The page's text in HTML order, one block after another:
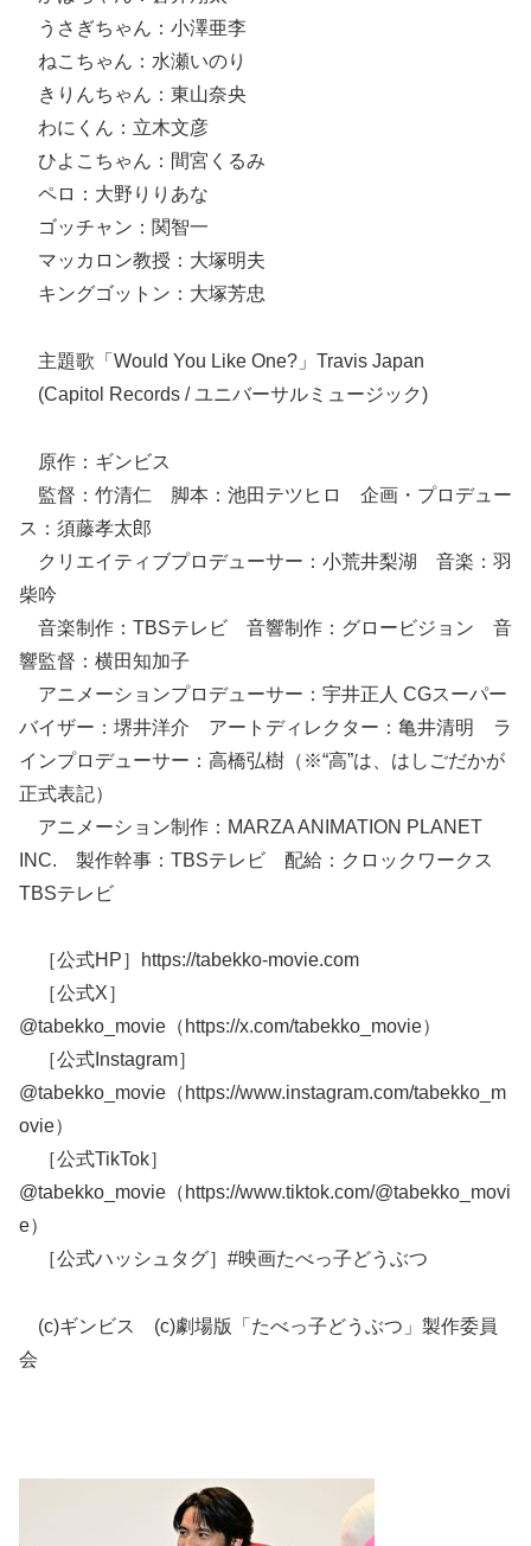
うさぎちゃん：小澤亜李
ねこちゃん：水瀬いのり
きりんちゃん：東山奈央
わにくん：立木文彦
ひよこちゃん：間宮くるみ
ペロ：大野りりあな
ゴッチャン：関智一
マッカロン教授：大塚明夫
キングゴットン：大塚芳忠
主題歌「Would You Like One?」Travis Japan
(Capitol Records / ユニバーサルミュージック)
原作：ギンビス
監督：竹清仁 脚本：池田テツヒロ 企画・プロデュー
ス：須藤孝太郎
クリエイティブプロデューサー：小荒井梨湖 音楽：羽
柴吟
音楽制作：TBSテレビ 音響制作：グロービジョン 音
響監督：横田知加子
アニメーションプロデューサー：宇井正人 CGスーパー
バイザー：堺井洋介 アートディレクター：亀井清明 ラ
インプロデューサー：高橋弘樹（※“高”は、はしごだかが
正式表記）
アニメーション制作：MARZA ANIMATION PLANET
INC. 製作幹事：TBSテレビ 配給：クロックワークス
TBSテレビ
［公式HP］https://tabekko-movie.com
［公式X］
@tabekko_movie（https://x.com/tabekko_movie）
［公式Instagram］
@tabekko_movie（https://www.instagram.com/tabekko_m
ovie）
［公式TikTok］
@tabekko_movie（https://www.tiktok.com/@tabekko_movi
e）
［公式ハッシュタグ］#映画たべっ子どうぶつ
(c)ギンビス (c)劇場版「たべっ子どうぶつ」製作委員
会